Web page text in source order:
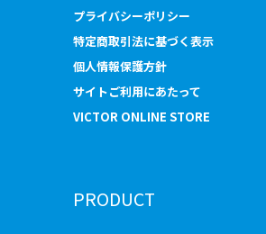
プライバシーポリシー
特定商取引法に基づく表示
個人情報保護方針
サイトご利用にあたって
VICTOR ONLINE STORE
PRODUCT